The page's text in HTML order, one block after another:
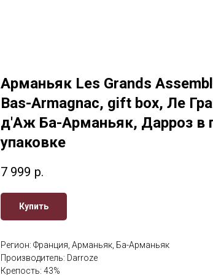
Арманьяк Les Grands
Bas-Armagnac, gift box, Ле
д'Аж Ба-Арманьяк, Дарроз в
упаковке
7 999 р.
Купить
Регион: Франция, Арманьяк, Ба-Арманьяк
Производитель: Darroze
Крепость: 43%